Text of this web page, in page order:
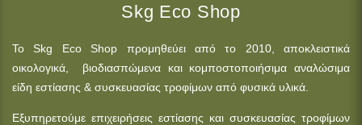
Skg Eco Shop
Το Skg Eco Shop προμηθεύει από το 2010, αποκλειστικά
οικολογικά, βιοδιασπώμενα και κομποστοποιήσιμα αναλώσιμα
είδη εστίασης & συσκευασίας τροφίμων από φυσικά υλικά.
Εξυπηρετούμε επιχειρήσεις εστίασης και συσκευασίας τροφίμων